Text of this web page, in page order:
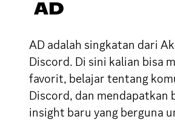
AD
AD adalah singkatan dari
Discord. Di sini kalian bisa
favorit, belajar tentang
Discord, dan mendapatkan
insight baru yang berguna